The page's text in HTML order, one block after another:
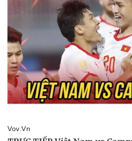
Kinh tế
Bất động sản
Khởi nghiệp